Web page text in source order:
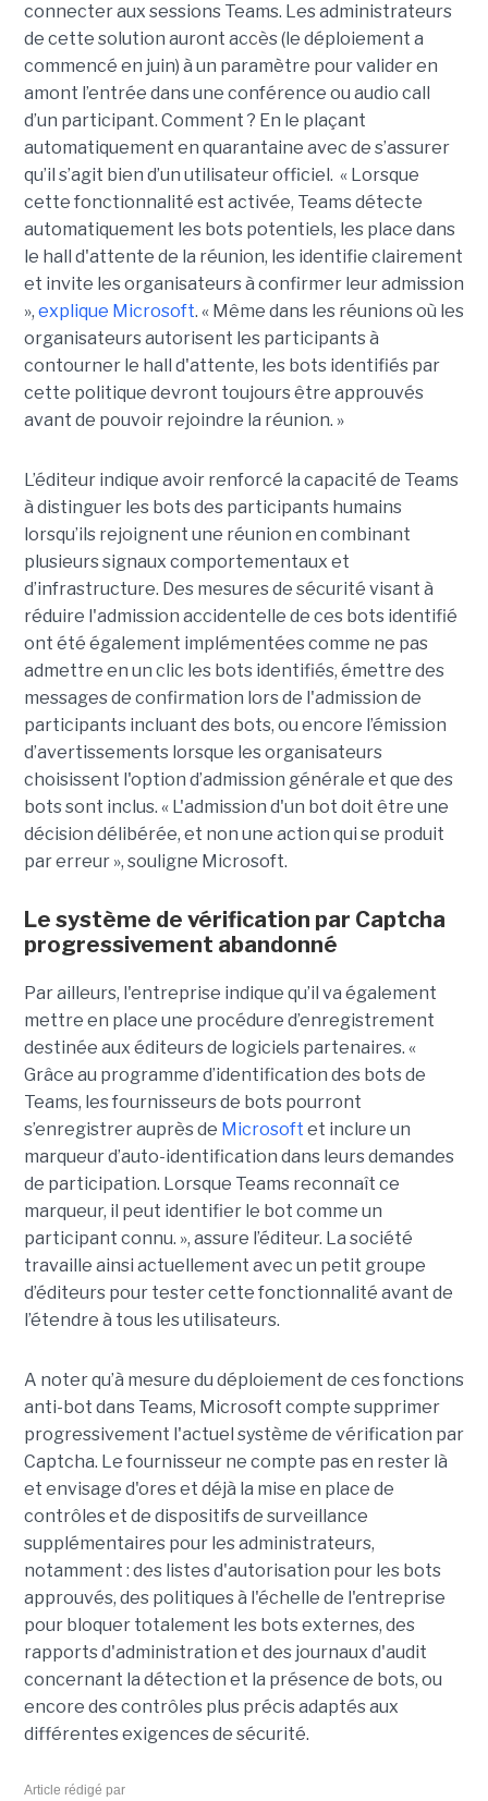
connecter aux sessions Teams. Les administrateurs
de cette solution auront accès (le déploiement a
commencé en juin) à un paramètre pour valider en
amont l’entrée dans une conférence ou audio call
d’un participant. Comment ? En le plaçant
automatiquement en quarantaine avec de s’assurer
qu’il s’agit bien d’un utilisateur officiel. « Lorsque
cette fonctionnalité est activée, Teams détecte
automatiquement les bots potentiels, les place dans
le hall d'attente de la réunion, les identifie clairement
et invite les organisateurs à confirmer leur admission
», explique Microsoft. « Même dans les réunions où les
organisateurs autorisent les participants à
contourner le hall d'attente, les bots identifiés par
cette politique devront toujours être approuvés
avant de pouvoir rejoindre la réunion. »
L’éditeur indique avoir renforcé la capacité de Teams
à distinguer les bots des participants humains
lorsqu’ils rejoignent une réunion en combinant
plusieurs signaux comportementaux et
d’infrastructure. Des mesures de sécurité visant à
réduire l'admission accidentelle de ces bots identifié
ont été également implémentées comme ne pas
admettre en un clic les bots identifiés, émettre des
messages de confirmation lors de l'admission de
participants incluant des bots, ou encore l’émission
d’avertissements lorsque les organisateurs
choisissent l'option d’admission générale et que des
bots sont inclus. « L'admission d'un bot doit être une
décision délibérée, et non une action qui se produit
par erreur », souligne Microsoft.
Le système de vérification par Captcha
progressivement abandonné
Par ailleurs, l'entreprise indique qu’il va également
mettre en place une procédure d’enregistrement
destinée aux éditeurs de logiciels partenaires. «
Grâce au programme d’identification des bots de
Teams, les fournisseurs de bots pourront
s’enregistrer auprès de Microsoft et inclure un
marqueur d’auto-identification dans leurs demandes
de participation. Lorsque Teams reconnaît ce
marqueur, il peut identifier le bot comme un
participant connu. », assure l’éditeur. La société
travaille ainsi actuellement avec un petit groupe
d’éditeurs pour tester cette fonctionnalité avant de
l’étendre à tous les utilisateurs.
A noter qu’à mesure du déploiement de ces fonctions
anti-bot dans Teams, Microsoft compte supprimer
progressivement l'actuel système de vérification par
Captcha. Le fournisseur ne compte pas en rester là
et envisage d'ores et déjà la mise en place de
contrôles et de dispositifs de surveillance
supplémentaires pour les administrateurs,
notamment : des listes d'autorisation pour les bots
approuvés, des politiques à l'échelle de l'entreprise
pour bloquer totalement les bots externes, des
rapports d'administration et des journaux d'audit
concernant la détection et la présence de bots, ou
encore des contrôles plus précis adaptés aux
différentes exigences de sécurité.
Article rédigé par